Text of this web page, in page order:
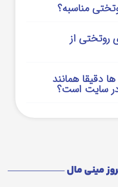
مناسبه؟
از
دقیقا همانند
سایت است؟
مینی مال